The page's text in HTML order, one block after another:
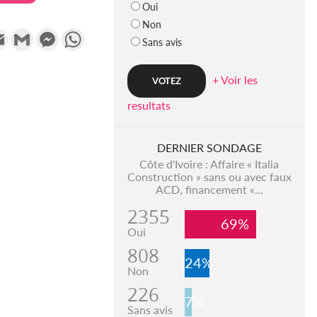
Email Gmail Messenger
Oui
Non
Sans avis
+ Voir les
resultats
DERNIER SONDAGE
Côte d'Ivoire : Affaire « Italia
Construction » sans ou avec faux
ACD, financement «...
2355
Oui 69%
808
Non 24%
226
Sans avis 7%